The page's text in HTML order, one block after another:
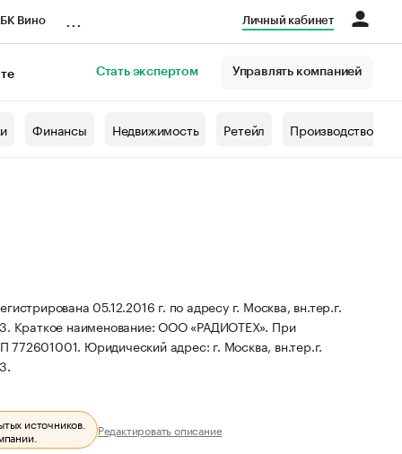
Вино Личный кабинет
Стать экспертом Управлять компанией
Финансы Недвижимость Ретейл Производство
05.12.2016 г. по адресу г. Москва, вн.тер.г.
Краткое наименование: ООО «РАДИОТЕХ». При
772601001. Юридический адрес: г. Москва, вн.тер.г.
источников. Редактировать описание